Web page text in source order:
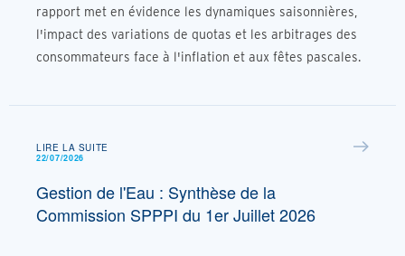
rapport met en évidence les dynamiques saisonnières,
l'impact des variations de quotas et les arbitrages des
consommateurs face à l'inflation et aux fêtes pascales.
LIRE LA SUITE
22/07/2026
Gestion de l'Eau : Synthèse de la
Commission SPPPI du 1er Juillet 2026